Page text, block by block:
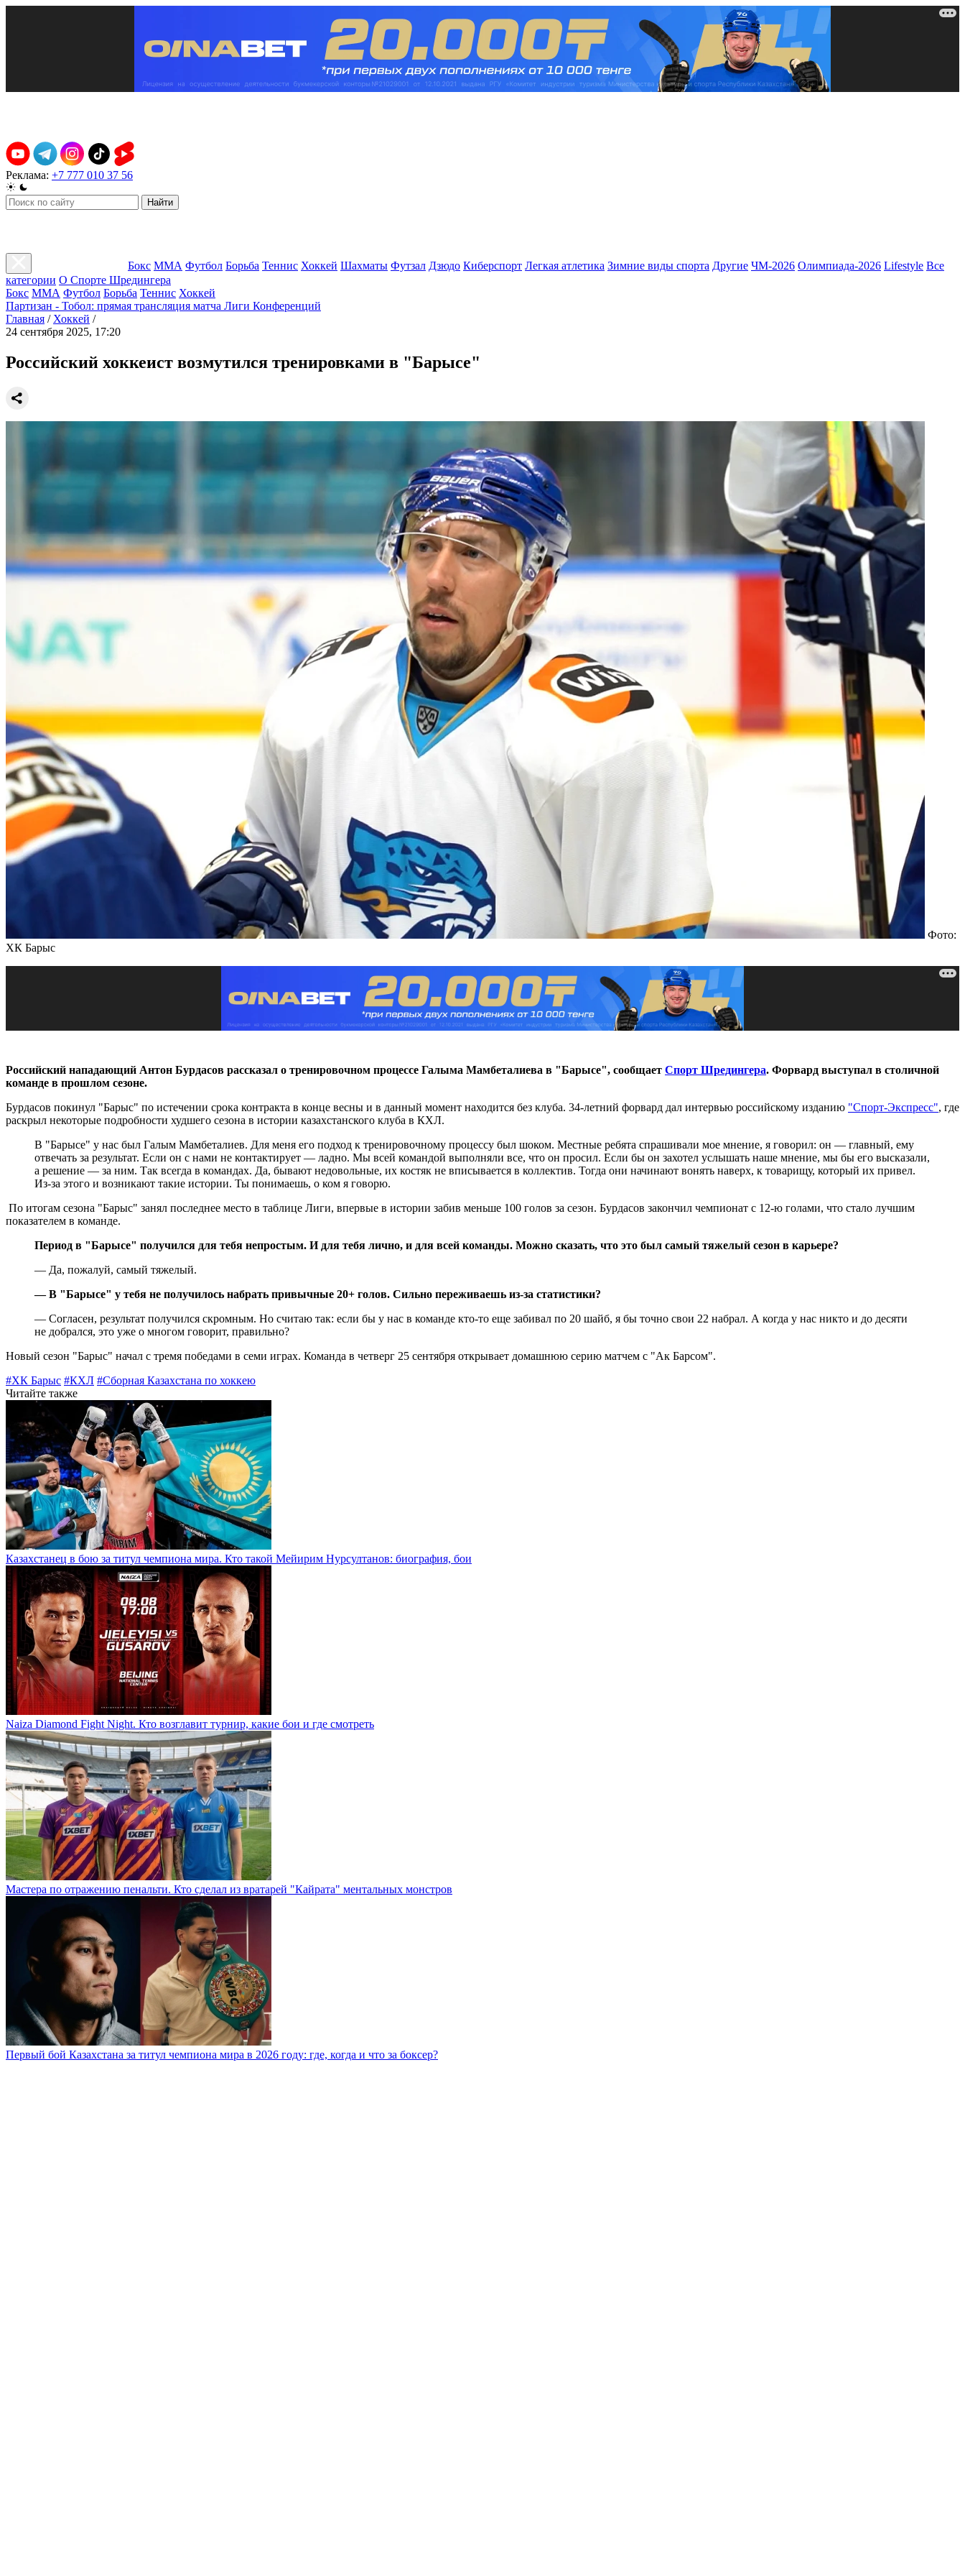
Реклама: +7 777 010 37 56
Найти
Бокс ММА Футбол Борьба Теннис Хоккей Шахматы Футзал Дзюдо Киберспорт Легкая атлетика Зимние виды спорта Другие ЧМ-2026 Олимпиада-2026 Lifestyle Все
категории О Спорте Шредингера
Бокс ММА Футбол Борьба Теннис Хоккей
Партизан - Тобол: прямая трансляция матча Лиги Конференций
Главная / Хоккей /
24 сентября 2025, 17:20
Российский хоккеист возмутился тренировками в "Барысе"
Фото:
ХК Барыс
Российский нападающий Антон Бурдасов рассказал о тренировочном процессе Галыма Мамбеталиева в "Барысе", сообщает Спорт Шредингера. Форвард выступал в столичной
команде в прошлом сезоне.
Бурдасов покинул "Барыс" по истечении срока контракта в конце весны и в данный момент находится без клуба. 34-летний форвард дал интервью российскому изданию "Спорт-Экспресс", где
раскрыл некоторые подробности худшего сезона в истории казахстанского клуба в КХЛ.
В "Барысе" у нас был Галым Мамбеталиев. Для меня его подход к тренировочному процессу был шоком. Местные ребята спрашивали мое мнение, я говорил: он — главный, ему
отвечать за результат. Если он с нами не контактирует — ладно. Мы всей командой выполняли все, что он просил. Если бы он захотел услышать наше мнение, мы бы его высказали,
а решение — за ним. Так всегда в командах. Да, бывают недовольные, их костяк не вписывается в коллектив. Тогда они начинают вонять наверх, к товарищу, который их привел.
Из-за этого и возникают такие истории. Ты понимаешь, о ком я говорю.
По итогам сезона "Барыс" занял последнее место в таблице Лиги, впервые в истории забив меньше 100 голов за сезон. Бурдасов закончил чемпионат с 12-ю голами, что стало лучшим
показателем в команде.
Период в "Барысе" получился для тебя непростым. И для тебя лично, и для всей команды. Можно сказать, что это был самый тяжелый сезон в карьере?
— Да, пожалуй, самый тяжелый.
—В "Барысе" у тебя не получилось набрать привычные 20+ голов. Сильно переживаешь из-за статистики?
— Согласен, результат получился скромным. Но считаю так: если бы у нас в команде кто-то еще забивал по 20 шайб, я бы точно свои 22 набрал. А когда у нас никто и до десяти
не добрался, это уже о многом говорит, правильно?
Новый сезон "Барыс" начал с тремя победами в семи играх. Команда в четверг 25 сентября открывает домашнюю серию матчем с "Ак Барсом".
#ХК Барыс #КХЛ #Сборная Казахстана по хоккею
Читайте также
Казахстанец в бою за титул чемпиона мира. Кто такой Мейирим Нурсултанов: биография, бои
Naiza Diamond Fight Night. Кто возглавит турнир, какие бои и где смотреть
Мастера по отражению пенальти. Кто сделал из вратарей "Кайрата" ментальных монстров
Первый бой Казахстана за титул чемпиона мира в 2026 году: где, когда и что за боксер?